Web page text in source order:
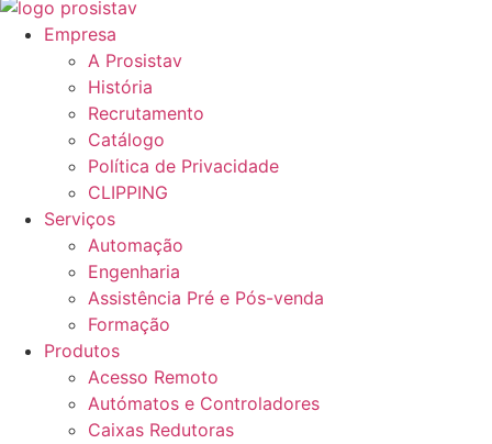
Empresa
A Prosistav
História
Recrutamento
Catálogo
Política de Privacidade
CLIPPING
Serviços
Automação
Engenharia
Assistência Pré e Pós-venda
Formação
Produtos
Acesso Remoto
Autómatos e Controladores
Caixas Redutoras